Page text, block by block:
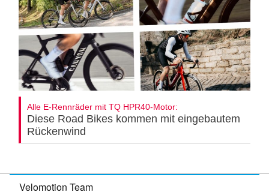
Alle E-Rennräder mit TQ HPR40-Motor:
Diese Road Bikes kommen mit eingebautem
Rückenwind
Velomotion Team